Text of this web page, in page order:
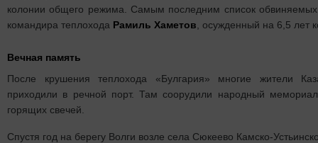
колонии общего режима. Самым последним список
командира теплохода Рамиль Хаметов , осужденный на 6,5 лет
Вечная память
После крушения теплохода «Булгария» многие жители
приходили в речной порт. Там соорудили народный
горящих свечей.
Спустя год на берегу Волги возле села Сюкеево Камско-